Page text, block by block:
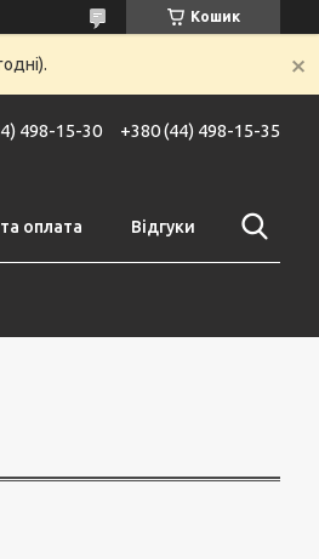
Кошик
498-15-30 +380 (44) 498-15-35
оплата Відгуки